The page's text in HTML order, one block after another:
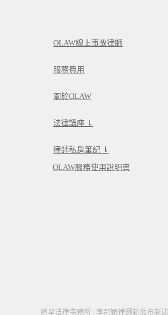
OLAW線上事故律師
服務費用
關於OLAW
法律講座 ⇂
律師私房筆記 ⇂
OLAW服務使用說明書
道呈法律事務所 | 李冠穎律師新北市新